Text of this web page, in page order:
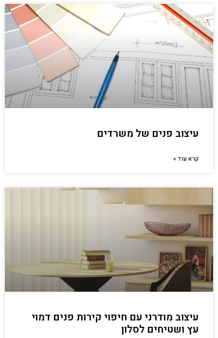
עיצוב פנים של משרדים
קרא עוד »
עיצוב מודרני עם חיפוי קירות פנים דמוי
עץ ושטיחים לסלון